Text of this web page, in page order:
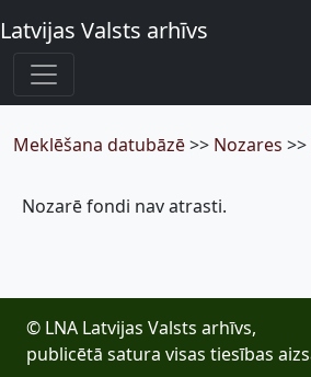
Latvijas Valsts arhīvs
Meklēšana datubāzē>> Nozares >>
Nozarē fondi nav atrasti.
© LNA Latvijas Valsts arhīvs,
publicētā satura visas tiesības